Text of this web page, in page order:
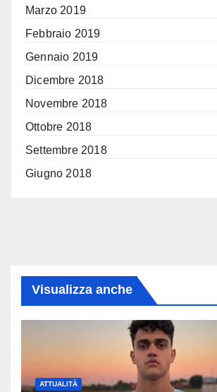
Marzo 2019
Febbraio 2019
Gennaio 2019
Dicembre 2018
Novembre 2018
Ottobre 2018
Settembre 2018
Giugno 2018
Visualizza anche
ATTUALITÀ